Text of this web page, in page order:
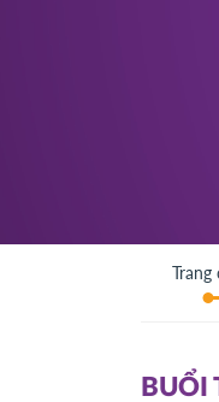
Trang
BUỔI